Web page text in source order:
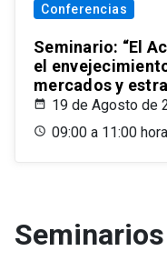
Conferencias
Seminario: “El
el
mercados y
19 de Agosto de
09:00 a 11:00
Seminarios